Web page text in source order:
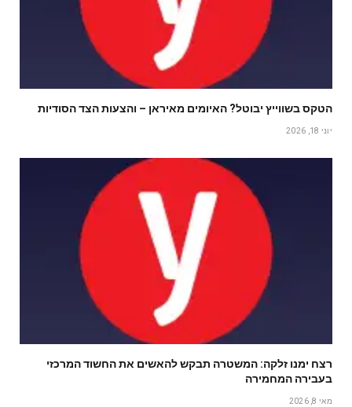
הטקס בשווייץ יבוטל? האיומים מאיראן – והצעות הצד הסודיות
יוני 18, 2026
רצח ימנו זלקה: המשטרה תבקש להאשים את החשוד המרכזי
בעבירה המחמירה
מאי 8, 2026